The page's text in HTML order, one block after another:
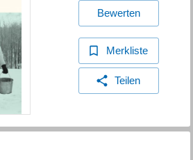
Bewerten
Merkliste
Teilen